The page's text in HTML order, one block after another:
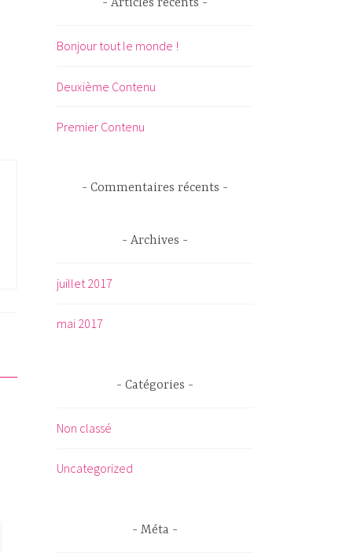
c
e
Articles récents
Bonjour tout le monde !
Deuxième Contenu
Premier Contenu
Commentaires récents
Archives
juillet 2017
mai 2017
Catégories
Non classé
Uncategorized
Méta